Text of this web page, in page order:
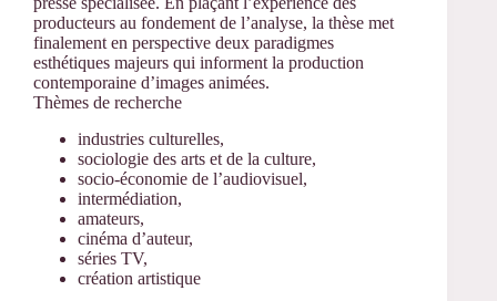
producteurs au fondement de l’analyse, la thèse met
finalement en perspective deux paradigmes
esthétiques majeurs qui informent la production
contemporaine d’images animées.
Thèmes de recherche
industries culturelles,
sociologie des arts et de la culture,
socio-économie de l’audiovisuel,
intermédiation,
amateurs,
cinéma d’auteur,
séries TV,
création artistique